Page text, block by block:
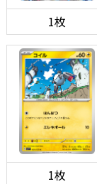
1枚
1枚